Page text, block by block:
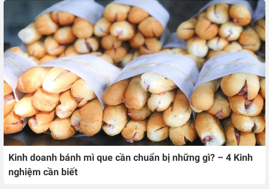
Kinh doanh bánh mì que cần chuẩn bị những gì? – 4 Kinh
nghiệm cần biết